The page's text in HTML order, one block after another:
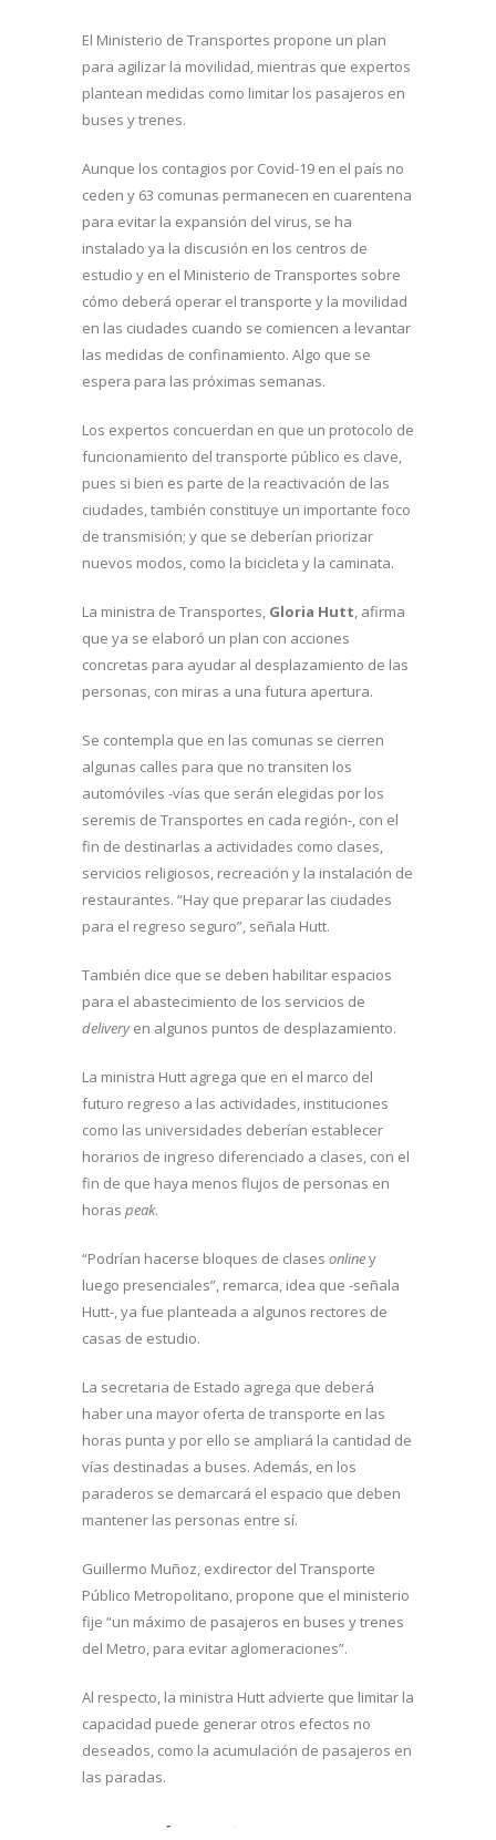
El Ministerio de Transportes propone un plan
para agilizar la movilidad, mientras que expertos
plantean medidas como limitar los pasajeros en
buses y trenes.
Aunque los contagios por Covid-19 en el país no
ceden y 63 comunas permanecen en cuarentena
para evitar la expansión del virus, se ha
instalado ya la discusión en los centros de
estudio y en el Ministerio de Transportes sobre
cómo deberá operar el transporte y la movilidad
en las ciudades cuando se comiencen a levantar
las medidas de confinamiento. Algo que se
espera para las próximas semanas.
Los expertos concuerdan en que un protocolo de
funcionamiento del transporte público es clave,
pues si bien es parte de la reactivación de las
ciudades, también constituye un importante foco
de transmisión; y que se deberían priorizar
nuevos modos, como la bicicleta y la caminata.
La ministra de Transportes, Gloria Hutt , afirma
que ya se elaboró un plan con acciones
concretas para ayudar al desplazamiento de las
personas, con miras a una futura apertura.
Se contempla que en las comunas se cierren
algunas calles para que no transiten los
automóviles -vías que serán elegidas por los
seremis de Transportes en cada región-, con el
fin de destinarlas a actividades como clases,
servicios religiosos, recreación y la instalación de
restaurantes. “Hay que preparar las ciudades
para el regreso seguro”, señala Hutt.
También dice que se deben habilitar espacios
para el abastecimiento de los servicios de
deliveryen algunos puntos de desplazamiento.
La ministra Hutt agrega que en el marco del
futuro regreso a las actividades, instituciones
como las universidades deberían establecer
horarios de ingreso diferenciado a clases, con el
fin de que haya menos flujos de personas en
horas peak.
“Podrían hacerse bloques de clases onliney
luego presenciales”, remarca, idea que -señala
Hutt-, ya fue planteada a algunos rectores de
casas de estudio.
La secretaria de Estado agrega que deberá
haber una mayor oferta de transporte en las
horas punta y por ello se ampliará la cantidad de
vías destinadas a buses. Además, en los
paraderos se demarcará el espacio que deben
mantener las personas entre sí.
Guillermo Muñoz, exdirector del Transporte
Público Metropolitano, propone que el ministerio
fije “un máximo de pasajeros en buses y trenes
del Metro, para evitar aglomeraciones”.
Al respecto, la ministra Hutt advierte que limitar la
capacidad puede generar otros efectos no
deseados, como la acumulación de pasajeros en
las paradas.